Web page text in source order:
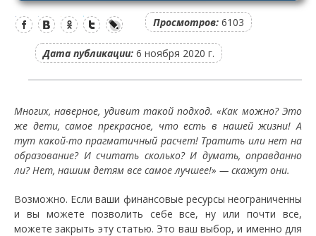
Просмотров: 6103
Дата публикации: 6 ноября 2020 г.
Многих, наверное, удивит такой подход. «Как можно? Это
же дети, самое прекрасное, что есть в нашей жизни! А
тут какой-то прагматичный расчет! Тратить или нет на
образование? И считать сколько? И думать, оправданно
ли? Нет, нашим детям все самое лучшее!» — скажут они.
Возможно. Если ваши финансовые ресурсы неограниченны
и вы можете позволить себе все, ну или почти все,
можете закрыть эту статью. Это ваш выбор, и именно для